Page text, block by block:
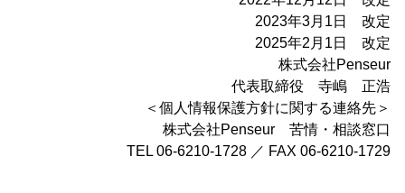
2023年3月1日 改定
2025年2月1日 改定
株式会社Penseur
代表取締役 寺嶋 正浩
＜個人情報保護方針に関する連絡先＞
株式会社Penseur 苦情・相談窓口
TEL 06-6210-1728 ／ FAX 06-6210-1729